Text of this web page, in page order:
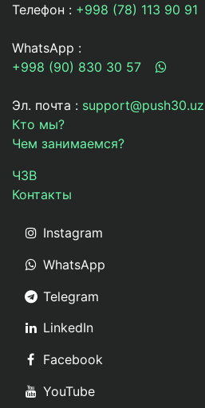
Телефон : +998 (78) 113 90 91
WhatsApp :
+998 (90) 830 30 57
Эл. почта : support@push30.uz
Кто мы?
Чем занимаемся?
ЧЗВ
Контакты
Instagram
WhatsApp
Telegram
LinkedIn
Facebook
YouTube